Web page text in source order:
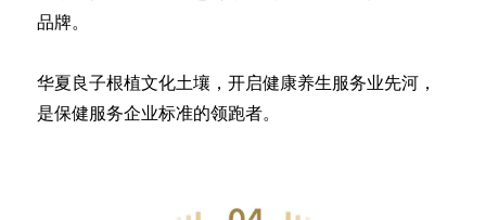
品牌。
华夏良子根植文化土壤，开启健康养生服务业先河，
是保健服务企业标准的领跑者。